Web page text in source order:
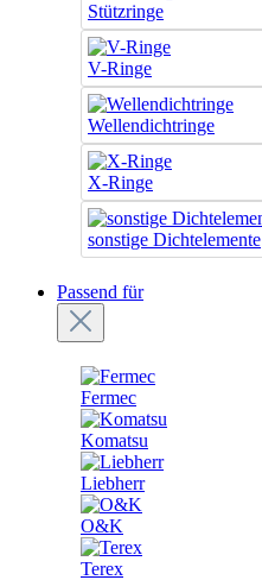
Stützringe
V-Ringe
Wellendichtringe
X-Ringe
sonstige Dichtelemente
Passend für
Fermec
Komatsu
Liebherr
O&K
Terex